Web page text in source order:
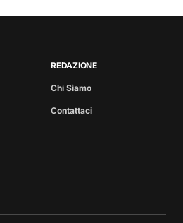
REDAZIONE
Chi Siamo
Contattaci